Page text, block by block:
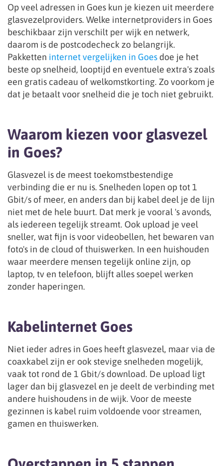
Op veel adressen in Goes kun je kiezen uit meerdere
glasvezelproviders. Welke internetproviders in Goes
beschikbaar zijn verschilt per wijk en netwerk,
daarom is de postcodecheck zo belangrijk.
Pakketten internet vergelijken in Goes doe je het
beste op snelheid, looptijd en eventuele extra's zoals
een gratis cadeau of welkomstkorting. Zo voorkom je
dat je betaalt voor snelheid die je toch niet gebruikt.
Waarom kiezen voor glasvezel
in Goes?
Glasvezel is de meest toekomstbestendige
verbinding die er nu is. Snelheden lopen op tot 1
Gbit/s of meer, en anders dan bij kabel deel je de lijn
niet met de hele buurt. Dat merk je vooral 's avonds,
als iedereen tegelijk streamt. Ook upload je veel
sneller, wat fijn is voor videobellen, het bewaren van
foto's in de cloud of thuiswerken. In een huishouden
waar meerdere mensen tegelijk online zijn, op
laptop, tv en telefoon, blijft alles soepel werken
zonder haperingen.
Kabelinternet Goes
Niet ieder adres in Goes heeft glasvezel, maar via de
coaxkabel zijn er ook stevige snelheden mogelijk,
vaak tot rond de 1 Gbit/s download. De upload ligt
lager dan bij glasvezel en je deelt de verbinding met
andere huishoudens in de wijk. Voor de meeste
gezinnen is kabel ruim voldoende voor streamen,
gamen en thuiswerken.